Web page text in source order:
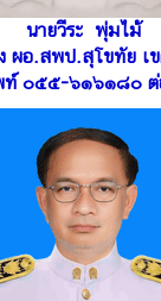
นายวีระ พุ่มไม้
ผอ.สพป.สุโขทัย เ
ท์ ๐๕๕-๖๑๖๑๘๐